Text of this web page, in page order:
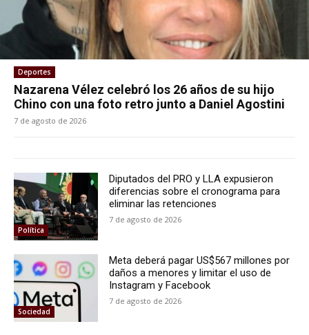
Deportes
Nazarena Vélez celebró los 26 años de su hijo
Chino con una foto retro junto a Daniel Agostini
7 de agosto de 2026
Política
Diputados del PRO y LLA expusieron
diferencias sobre el cronograma para
eliminar las retenciones
7 de agosto de 2026
Sociedad
Meta deberá pagar US$567 millones por
daños a menores y limitar el uso de
Instagram y Facebook
7 de agosto de 2026